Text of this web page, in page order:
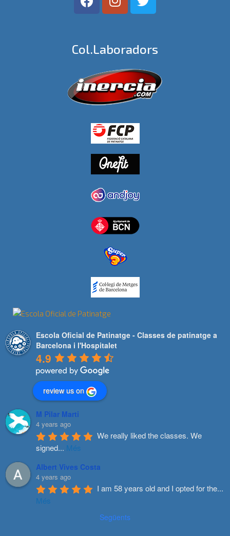
Col.laboradors
Escola Oficial de Patinatge - Classes de patinatge a
Barcelona i l'Hospitalet
4.9
review us on
M Pilar Marti
4 years ago
We really liked the classes. We
signed... Més
Albert Vives Costa
4 years ago
I am 58 years old and I opted for the...
Més
Següents